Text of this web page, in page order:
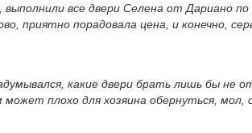
выполнили все двери Селена от Дариано
приятно порадовала цена, и конечно,
какие двери брать лишь бы не
плохо для хозяина обернуться, мол,